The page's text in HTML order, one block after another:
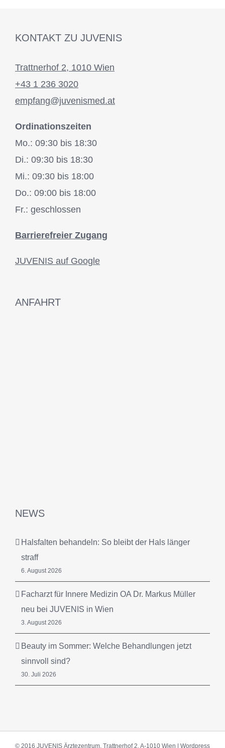
KONTAKT ZU JUVENIS
Trattnerhof 2, 1010 Wien
+43 1 236 3020
empfang@juvenismed.at
Ordinationszeiten
Mo.: 09:30 bis 18:30
Di.: 09:30 bis 18:30
Mi.: 09:30 bis 18:00
Do.: 09:00 bis 18:00
Fr.: geschlossen
Barrierefreier Zugang
JUVENIS auf Google
ANFAHRT
NEWS
Halsfalten behandeln: So bleibt der Hals länger
straff
6. August 2026
Facharzt für Innere Medizin OA Dr. Markus Müller
neu bei JUVENIS in Wien
3. August 2026
Beauty im Sommer: Welche Behandlungen jetzt
sinnvoll sind?
30. Juli 2026
© 2016 JUVENIS Ärztezentrum, Trattnerhof 2, A-1010 Wien | Wordpress